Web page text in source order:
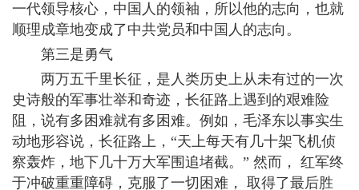
一代领导核心，中国人的领袖，所以他的志向，也就
顺理成章地变成了中共党员和中国人的志向。
第三是勇气
两万五千里长征，是人类历史上从未有过的一次
史诗般的军事壮举和奇迹，长征路上遇到的艰难险
阻，说有多困难就有多困难。例如，毛泽东以事实生
动地形容说，长征路上，“天上每天有几十架飞机侦
察轰炸，地下几十万大军围追堵截。” 然而， 红军终
于冲破重重障碍，克服了一切困难， 取得了最后胜